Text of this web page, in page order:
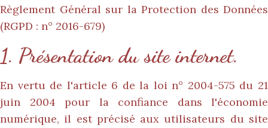
Règlement Général sur la Protection des Données
(RGPD : n° 2016-679)
1. Présentation du site internet.
En vertu de l'article 6 de la loi n° 2004-575 du 21
juin 2004 pour la confiance dans l'économie
numérique, il est précisé aux utilisateurs du site